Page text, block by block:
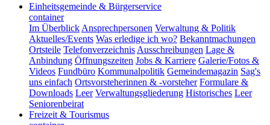
Einheitsgemeinde & Bürgerservice
container
Im Überblick Ansprechpersonen Verwaltung & Politik
Aktuelles/Events Was erledige ich wo? Bekanntmachungen
Ortsteile Telefonverzeichnis Ausschreibungen Lage &
Anbindung Öffnungszeiten Jobs & Karriere Galerie/Fotos &
Videos Fundbüro Kommunalpolitik Gemeindemagazin Sag's
uns einfach Ortsvorsteherinnen & -vorsteher Formulare &
Downloads Leer Verwaltungsgliederung Historisches Leer
Seniorenbeirat
Freizeit & Tourismus